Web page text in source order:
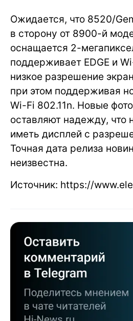
Ожидается, что 8520/
в сторону от 8900-й
оснащается 2-
поддерживает EDGE и
низкое разрешение
при этом поддерживая
Wi-Fi 802.11n. Новые
оставляют надежду, что
иметь дисплей с
Точная дата релиза
неизвестна.
Источник: https://